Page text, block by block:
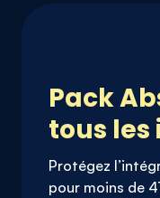
Pack
tous
Protégez
pour moins de